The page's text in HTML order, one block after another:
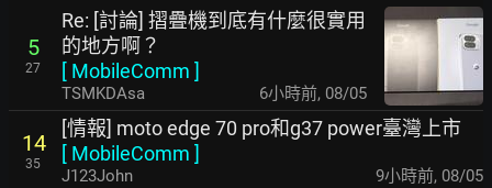
5
27
Re: [討論] 摺疊機到底有什麼很實用
的地方啊？
[ MobileComm ]
TSMKDAsa 6小時前, 08/05
14
35
[情報] moto edge 70 pro和g37 power臺灣上市
[ MobileComm ]
J123John 9小時前, 08/05